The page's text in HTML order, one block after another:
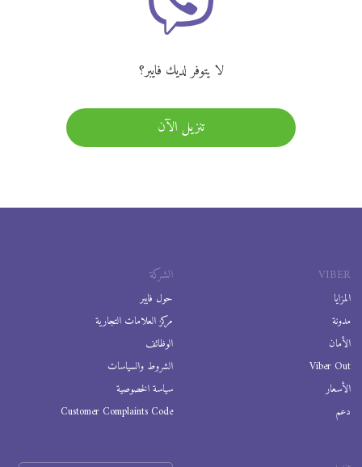
لا يتوفر لديك فايبر؟
تنزيل الآن
VIBER
المزايا
مدونة
الأمان
Viber Out
الأسعار
دعم
الشركة
حول فايبر
مركز العلامات التجارية
الوظائف
الشروط والسياسات
سياسة الخصوصية
Customer Complaints Code